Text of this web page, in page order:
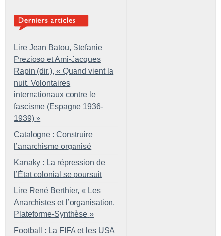
Lire Jean Batou, Stefanie
Prezioso et Ami-Jacques
Rapin (dir.), « Quand vient la
nuit. Volontaires
internationaux contre le
fascisme (Espagne 1936-
1939) »
Catalogne : Construire
l’anarchisme organisé
Kanaky : La répression de
l’État colonial se poursuit
Lire René Berthier, « Les
Anarchistes et l’organisation.
Plateforme-Synthèse »
Football : La FIFA et les USA